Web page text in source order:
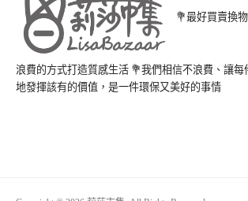
💐最好買賣換
浪費的方式打造質感生活 💐我們相信不浪費、讓
地發揮該有的價值，是一件環保又美好的事情